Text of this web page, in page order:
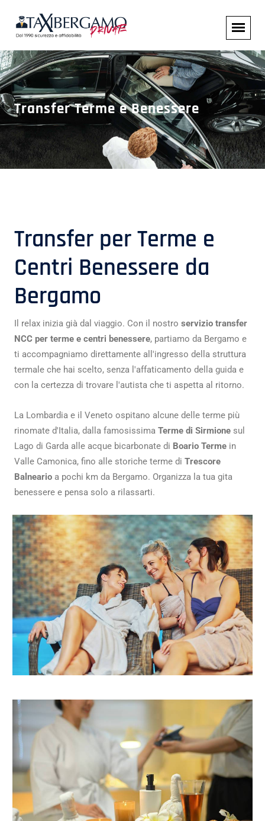
Transfer Terme e Benessere
Transfer per Terme e
Centri Benessere da
Bergamo
Il relax inizia già dal viaggio. Con il nostro servizio transfer
NCC per terme e centri benessere, partiamo da Bergamo e
ti accompagniamo direttamente all'ingresso della struttura
termale che hai scelto, senza l'affaticamento della guida e
con la certezza di trovare l'autista che ti aspetta al ritorno.
La Lombardia e il Veneto ospitano alcune delle terme più
rinomate d'Italia, dalla famosissima Terme di Sirmione sul
Lago di Garda alle acque bicarbonate di Boario Terme in
Valle Camonica, fino alle storiche terme di Trescore
Balneario a pochi km da Bergamo. Organizza la tua gita
benessere e pensa solo a rilassarti.